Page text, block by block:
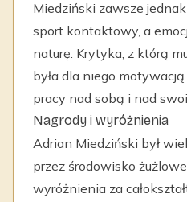
Miedziński zawsze
sport kontaktowy, a
naturę. Krytyka, z którą
była dla niego
pracy nad sobą i nad
Nagrody i wyróżnienia
Adrian Miedziński był
przez środowisko
wyróżnienia za